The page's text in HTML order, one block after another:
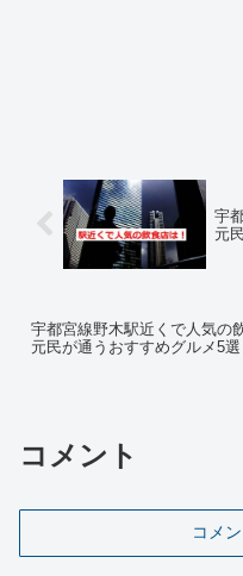
宇
元
宇都宮線野木駅近くで人気の
元民が通うおすすめグルメ5選
コメント
コメ